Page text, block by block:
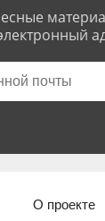
О проекте